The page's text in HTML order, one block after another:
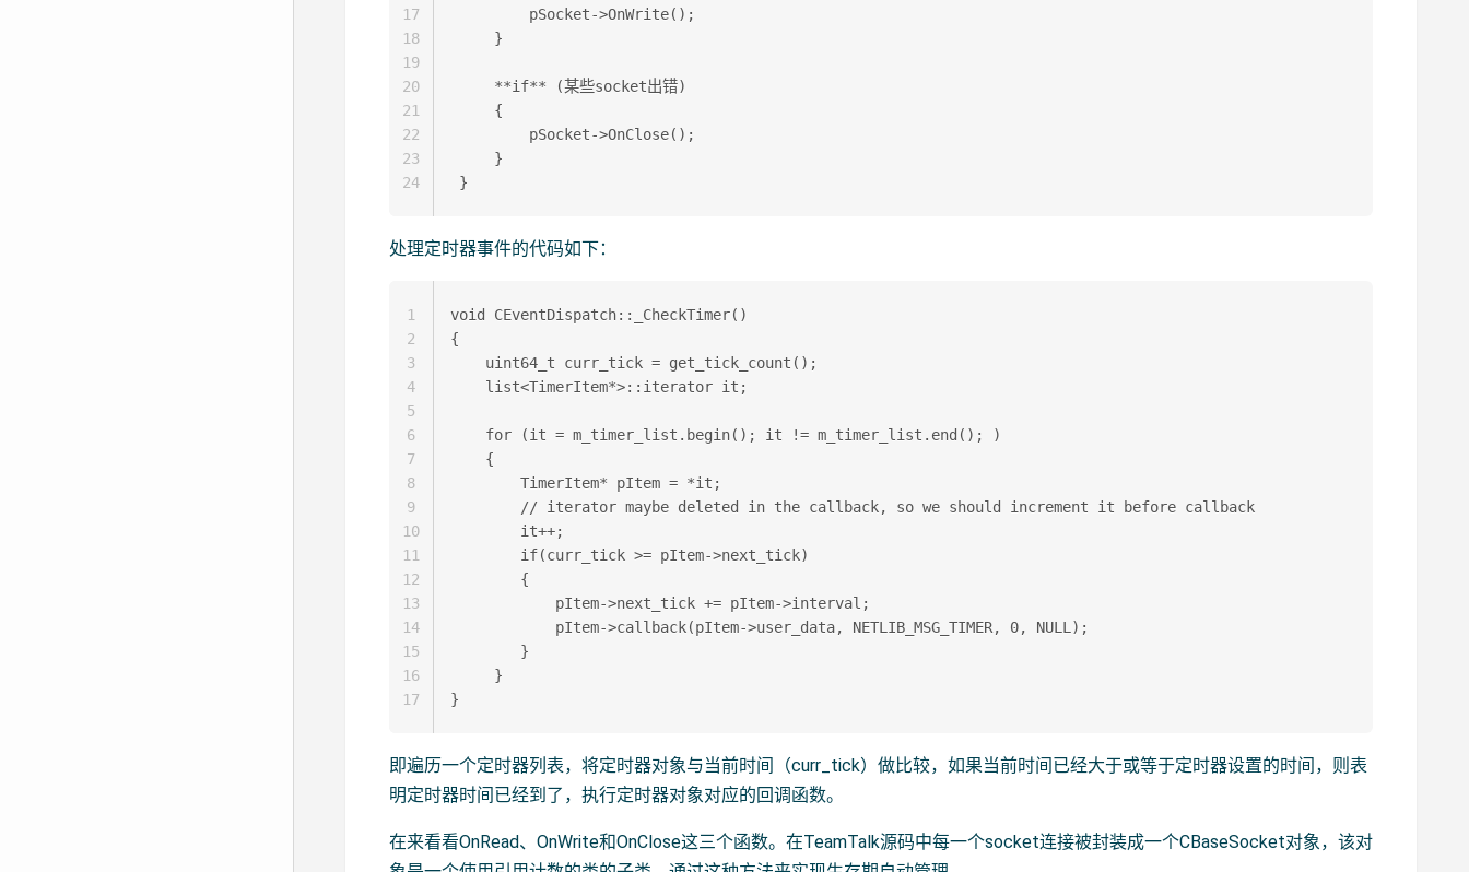
         pSocket->OnWrite();
     }
     **if** (某些socket出错)
     {
         pSocket->OnClose();
     }
17
18
19
20
21
22
23
24
处理定时器事件的代码如下：
void CEventDispatch::_CheckTimer()
{
    uint64_t curr_tick = get_tick_count();
    list<TimerItem*>::iterator it;
    for (it = m_timer_list.begin(); it != m_timer_list.end(); )
    {
        TimerItem* pItem = *it;
        // iterator maybe deleted in the callback, so we should increment it before callback
        it++;
        if(curr_tick >= pItem->next_tick)
        {
            pItem->next_tick += pItem->interval;
            pItem->callback(pItem->user_data, NETLIB_MSG_TIMER, 0, NULL);
        }
     }
1
2
3
4
5
6
7
8
9
10
11
12
13
14
15
16
17
即遍历一个定时器列表，将定时器对象与当前时间（curr_tick）做比较，如果当前时间已经大于或等于定时器设置的时间，则表
明定时器时间已经到了，执行定时器对象对应的回调函数。
在来看看OnRead、OnWrite和OnClose这三个函数。在TeamTalk源码中每一个socket连接被封装成一个CBaseSocket对象，该对